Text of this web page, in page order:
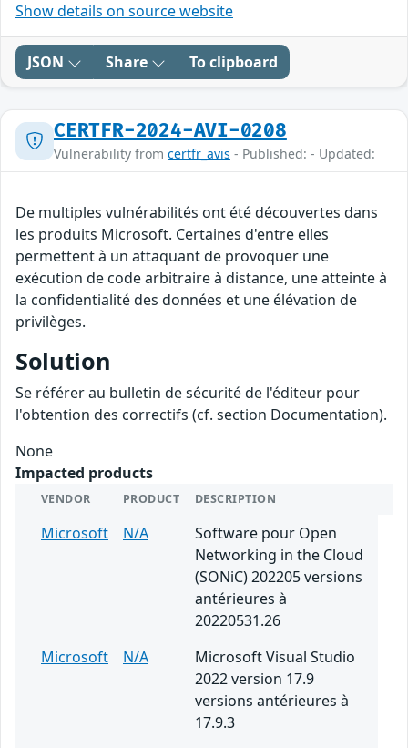
Show details on source website
JSON Share To clipboard
CERTFR-2024-AVI-0208
Vulnerability from certfr_avis - Published: - Updated:
De multiples vulnérabilités ont été découvertes dans
les produits Microsoft. Certaines d'entre elles
permettent à un attaquant de provoquer une
exécution de code arbitraire à distance, une atteinte à
la confidentialité des données et une élévation de
privilèges.
Solution
Se référer au bulletin de sécurité de l'éditeur pour
l'obtention des correctifs (cf. section Documentation).
None
Impacted products
VENDOR PRODUCT DESCRIPTION
Microsoft N/A
Software pour Open
Networking in the Cloud
(SONiC) 202205 versions
antérieures à
20220531.26
Microsoft
N/A
Microsoft Visual Studio
2022 version 17.9
versions antérieures à
17.9.3